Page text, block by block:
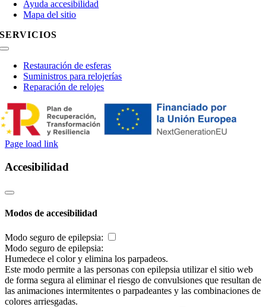
Ayuda accesibilidad
Mapa del sitio
SERVICIOS
Toggle
NavigationRestauración de esferas
Suministros para relojerías
Reparación de relojes
Page load link
Accesibilidad
Modos de accesibilidad
Modo seguro de epilepsia:
Modo seguro de epilepsia:
Humedece el color y elimina los parpadeos.
Este modo permite a las personas con epilepsia utilizar el sitio web
de forma segura al eliminar el riesgo de convulsiones que resultan de
las animaciones intermitentes o parpadeantes y las combinaciones de
colores arriesgadas.